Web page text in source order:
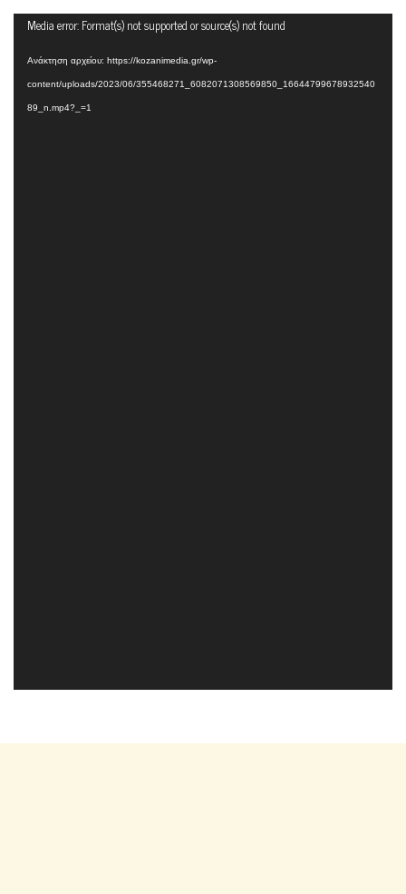
Πρόγραμμα
Βίντεο
Media error: Format(s) not supported or source(s) not found
Ανάκτηση αρχείου: https://kozanimedia.gr/wp-
content/uploads/2023/06/355468271_6082071308569850_16644799678932540
89_n.mp4?_=1